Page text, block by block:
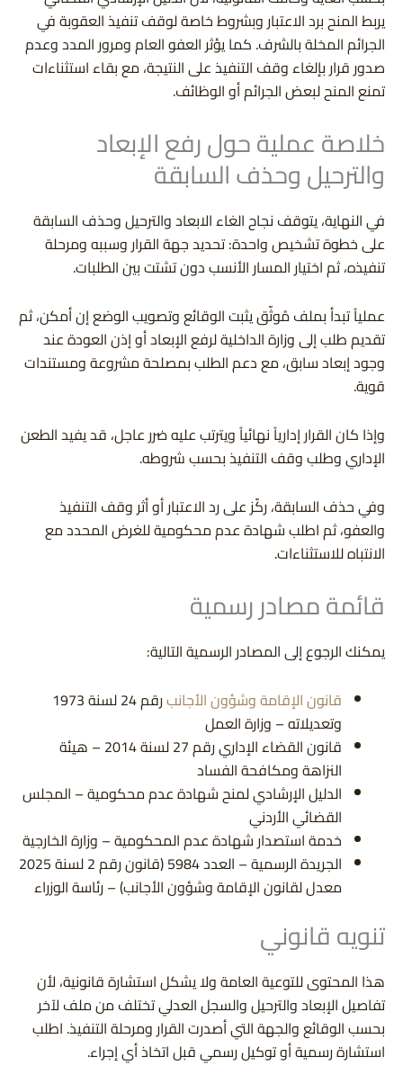
يربط المنح برد الاعتبار وبشروط خاصة لوقف تنفيذ العقوبة في
الجرائم المخلة بالشرف. كما يؤثر العفو العام ومرور المدد وعدم
صدور قرار بإلغاء وقف التنفيذ على النتيجة، مع بقاء استثناءات
تمنع المنح لبعض الجرائم أو الوظائف.
خلاصة عملية حول رفع الإبعاد
والترحيل وحذف السابقة
في النهاية، يتوقف نجاح الغاء الابعاد والترحيل وحذف السابقة
على خطوة تشخيص واحدة: تحديد جهة القرار وسببه ومرحلة
تنفيذه، ثم اختيار المسار الأنسب دون تشتت بين الطلبات.
عملياً تبدأ بملف مُوثّق يثبت الوقائع وتصويب الوضع إن أمكن، ثم
تقديم طلب إلى وزارة الداخلية لرفع الإبعاد أو إذن العودة عند
وجود إبعاد سابق، مع دعم الطلب بمصلحة مشروعة ومستندات
قوية.
وإذا كان القرار إدارياً نهائياً ويترتب عليه ضرر عاجل، قد يفيد الطعن
الإداري وطلب وقف التنفيذ بحسب شروطه.
وفي حذف السابقة، ركّز على رد الاعتبار أو أثر وقف التنفيذ
والعفو، ثم اطلب شهادة عدم محكومية للغرض المحدد مع
الانتباه للاستثناءات.
قائمة مصادر رسمية
يمكنك الرجوع إلى المصادر الرسمية التالية:
قانون الإقامة وشؤون الأجانب
رقم 24 لسنة 1973
وتعديلاته – وزارة العمل
قانون القضاء الإداري رقم 27 لسنة 2014 – هيئة
النزاهة ومكافحة الفساد
الدليل الإرشادي لمنح شهادة عدم محكومية – المجلس
القضائي الأردني
خدمة استصدار شهادة عدم المحكومية – وزارة الخارجية
الجريدة الرسمية – العدد 5984 (قانون رقم 2 لسنة 2025
معدل لقانون الإقامة وشؤون الأجانب) – رئاسة الوزراء
تنويه قانوني
هذا المحتوى للتوعية العامة ولا يشكل استشارة قانونية، لأن
تفاصيل الإبعاد والترحيل والسجل العدلي تختلف من ملف لآخر
بحسب الوقائع والجهة التي أصدرت القرار ومرحلة التنفيذ. اطلب
استشارة رسمية أو توكيل رسمي قبل اتخاذ أي إجراء.